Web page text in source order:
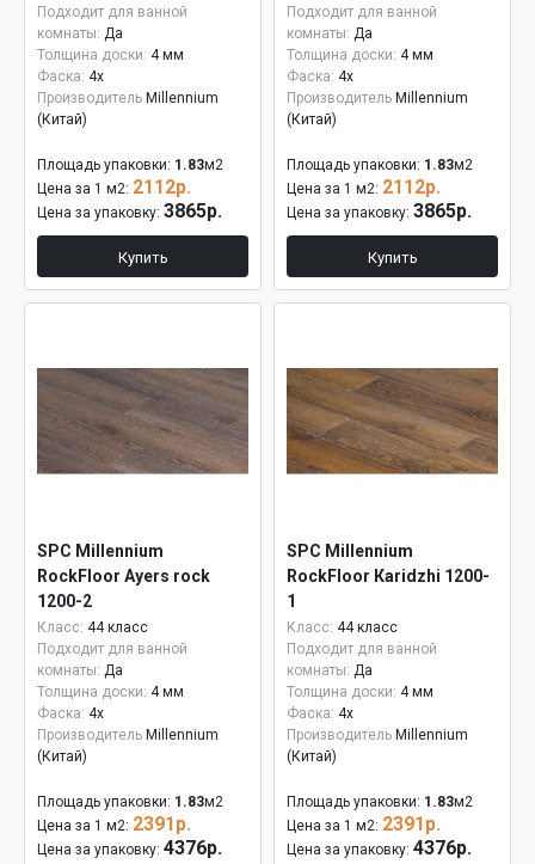
Подходит для ванной
комнаты: Да
Толщина доски: 4 мм
Фаска: 4x
Производитель Millennium
(Китай)
Площадь упаковки: 1.83м2
Цена за 1 м2: 2112р.
Цена за упаковку: 3865р.
Купить
Подходит для ванной
комнаты: Да
Толщина доски: 4 мм
Фаска: 4x
Производитель Millennium
(Китай)
Площадь упаковки: 1.83м2
Цена за 1 м2: 2112р.
Цена за упаковку: 3865р.
Купить
SPC Millennium
RockFloor Аyers rock
1200-2
Класс: 44 класс
Подходит для ванной
комнаты: Да
Толщина доски: 4 мм
Фаска: 4x
Производитель Millennium
(Китай)
Площадь упаковки: 1.83м2
Цена за 1 м2: 2391р.
Цена за упаковку: 4376р.
SPC Millennium
RockFloor Кaridzhi 1200-
1
Класс: 44 класс
Подходит для ванной
комнаты: Да
Толщина доски: 4 мм
Фаска: 4x
Производитель Millennium
(Китай)
Площадь упаковки: 1.83м2
Цена за 1 м2: 2391р.
Цена за упаковку: 4376р.